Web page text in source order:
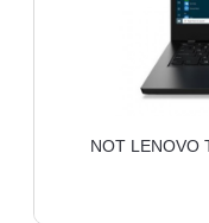
NOT LENOVO